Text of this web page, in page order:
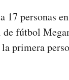
personas
fútbol
primera